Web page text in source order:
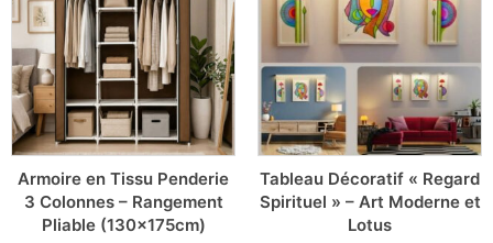
Armoire en Tissu Penderie
3 Colonnes – Rangement
Pliable (130x175cm)
Tableau Décoratif « Regard
Spirituel » – Art Moderne et
Lotus